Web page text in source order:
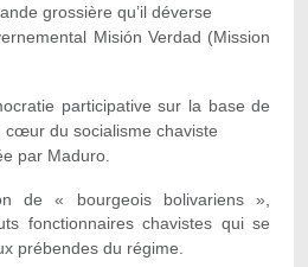
grossière qu’il déverse
Misión Verdad (Mission
participative sur la base de
cœur du socialisme chaviste
par Maduro.
de « bourgeois bolivariens »,
fonctionnaires chavistes qui se
prébendes du régime.